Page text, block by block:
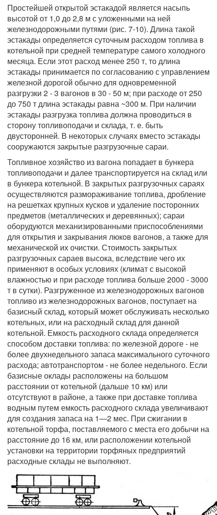
Простейшей открытой эстакадой является насыпь
высотой от 1,0 до 2,8 м с уложенными на ней
железнодорожными путями (рис. 7-10). Длина такой
эстакады определяется суточным расходом топлива в
котельной при средней температуре самого холодного
месяца. Если этот расход менее 250 т, то длина
эстакады принимается по согласованию с управлением
железной дорогой обычно для одновременной
разгрузки 2 - 3 вагонов в 30 - 50 м; при расходе от 250
до 750 т длина эстакады равна ~300 м. При наличии
эстакады разгрузка топлива должна проводиться в
сторону топливоподачи и склада, т. е. быть
двусторонней. В некоторых случаях вместо эстакады
сооружаются закрытые разгрузочные сараи.
Топливное хозяйство из вагона попадает в бункера
топливоподачи и далее транспортируется на склад или
в бункера котельной. В закрытых разгрузочных сараях
осуществляются размораживание топлива, дробление
на решетках крупных кусков и удаление посторонних
предметов (металлических и деревянных); сараи
оборудуются механизированными приспособлениями
для открытия и закрывания люков вагонов, а также для
механической их очистки. Стоимость закрытых
разгрузочных сараев высока, вследствие чего их
применяют в особых условиях (климат с высокой
влажностью и при расходе топлива больше 2000 - 3000
т в сутки). Разгруженное из железнодорожных вагонов
топливо из железнодорожных вагонов, поступает на
базисный склад, который может обслуживать несколько
котельных, или на расходный склад для данной
котельной. Емкость расходного склада определяется
способом доставки топлива: по железной дороге - не
более двухнедельного запаса максимального суточного
расхода; автотранспортом - не более недельного. Если
базисные оклады расположены на большом
расстоянии от котельной (дальше 10 км) или
отсутствуют в районе, а также при доставке топлива
водным путем емкость расходного склада увеличивают
для создания запаса на 1—2 мес. При сжигании в
котельной торфа, поставляемого с места его добычи на
расстояние до 16 км, или расположении котельной
установки на территории торфяных предприятий
расходные склады не выполняют.